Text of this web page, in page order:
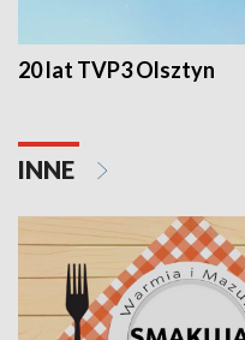
20 lat TVP3 Olsztyn
INNE